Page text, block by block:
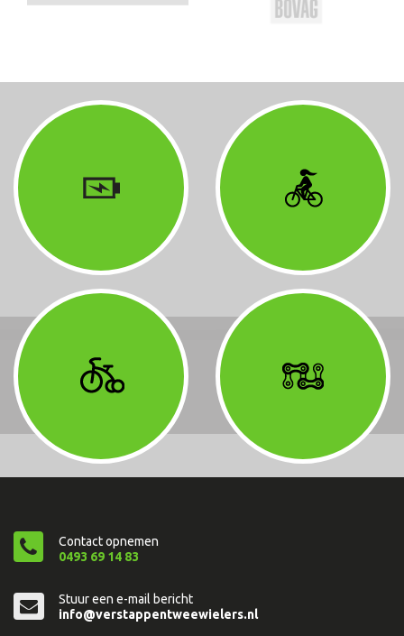
Contact opnemen
0493 69 14 83
Stuur een e-mail bericht
info@verstappentweewielers.nl